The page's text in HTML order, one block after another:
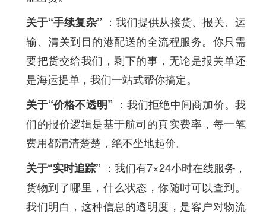
关于“手续复杂” ：我们提供从接货、报关、运
输、清关到目的港配送的全流程服务。你只需
要把货交给我们，剩下的事，无论是报关单还
是海运提单，我们一站式帮你搞定。
关于“价格不透明” ：我们拒绝中间商加价。我
们的报价逻辑是基于航司的真实费率，每一笔
费用都清清楚楚，绝不坐地起价。
关于“实时追踪” ：我们有7×24小时在线服务，
货物到了哪里，什么状态，你随时可以查到。
我们明白，这种信息的透明度，是客户对物流